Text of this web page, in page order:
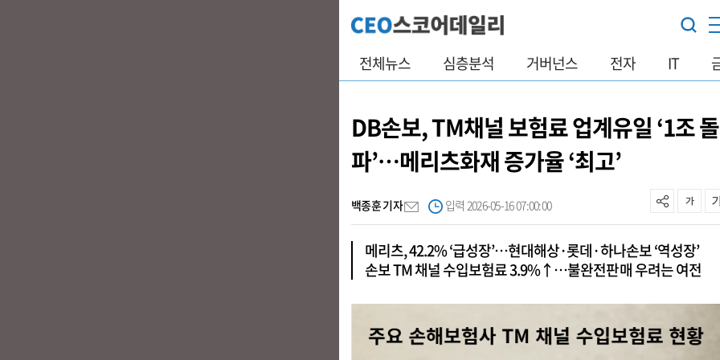
전체뉴스 심층분석 거버넌스 전자 IT
DB손보, TM채널 보험료 업계유일 ‘1조 돌
파’…메리츠화재 증가율 ‘최고’
백종훈 기자 입력 2026-05-16 07:00:00
메리츠, 42.2% ‘급성장’…현대해상·롯데·하나손보 ‘역성장’
손보 TM 채널 수입보험료 3.9%↑…불완전판매 우려는 여전